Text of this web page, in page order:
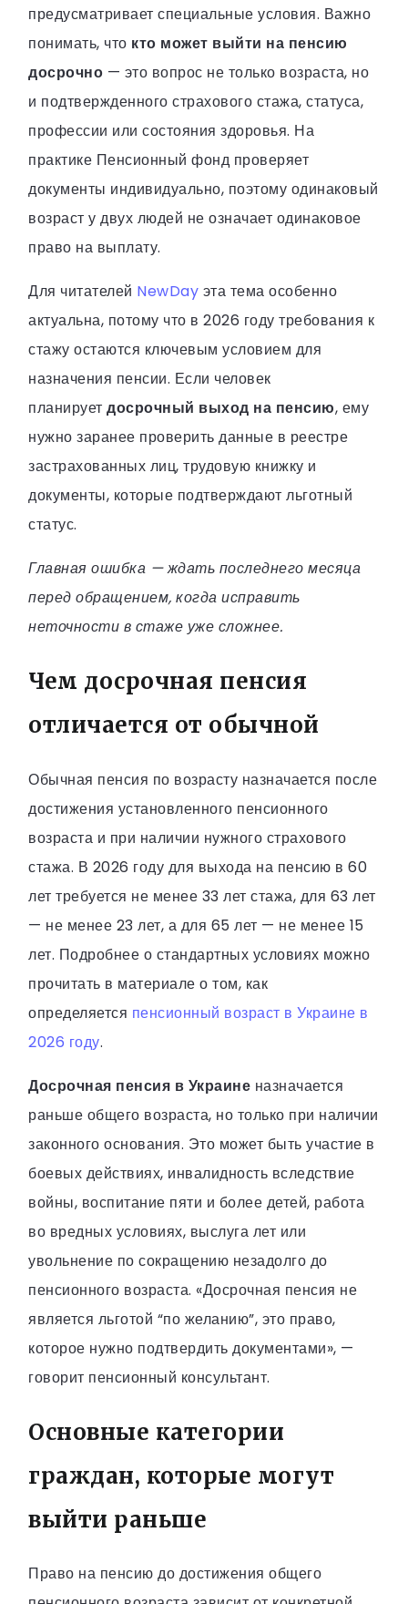
предусматривает специальные условия. Важно
понимать, что кто может выйти на пенсию
досрочно — это вопрос не только возраста, но
и подтвержденного страхового стажа, статуса,
профессии или состояния здоровья. На
практике Пенсионный фонд проверяет
документы индивидуально, поэтому одинаковый
возраст у двух людей не означает одинаковое
право на выплату.
Для читателей NewDay эта тема особенно
актуальна, потому что в 2026 году требования к
стажу остаются ключевым условием для
назначения пенсии. Если человек
планирует досрочный выход на пенсию, ему
нужно заранее проверить данные в реестре
застрахованных лиц, трудовую книжку и
документы, которые подтверждают льготный
статус.
Главная ошибка — ждать последнего месяца
перед обращением, когда исправить
неточности в стаже уже сложнее.
Чем досрочная пенсия
отличается от обычной
Обычная пенсия по возрасту назначается после
достижения установленного пенсионного
возраста и при наличии нужного страхового
стажа. В 2026 году для выхода на пенсию в 60
лет требуется не менее 33 лет стажа, для 63 лет
— не менее 23 лет, а для 65 лет — не менее 15
лет. Подробнее о стандартных условиях можно
прочитать в материале о том, как
определяется пенсионный возраст в Украине в
2026 году.
Досрочная пенсия в Украине назначается
раньше общего возраста, но только при наличии
законного основания. Это может быть участие в
боевых действиях, инвалидность вследствие
войны, воспитание пяти и более детей, работа
во вредных условиях, выслуга лет или
увольнение по сокращению незадолго до
пенсионного возраста. «Досрочная пенсия не
является льготой “по желанию”, это право,
которое нужно подтвердить документами», —
говорит пенсионный консультант.
Основные категории
граждан, которые могут
выйти раньше
Право на пенсию до достижения общего